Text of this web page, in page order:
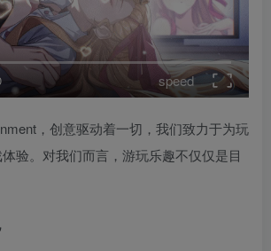
speed
，创意驱动着一切，我们致力于为玩
验。对我们而言，游玩乐趣不仅仅是目